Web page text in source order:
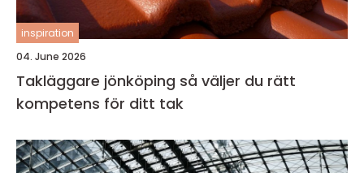
inspiration
04. June 2026
Takläggare jönköping så väljer du rätt
kompetens för ditt tak